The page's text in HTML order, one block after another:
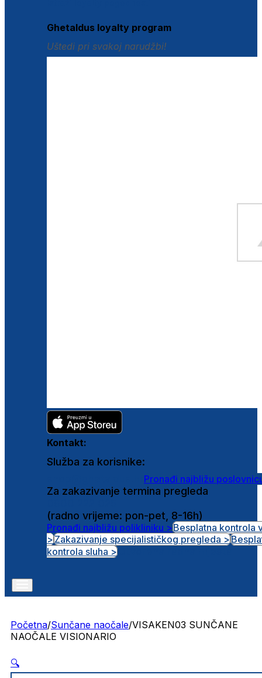
Ghetaldus loyalty program
Uštedi pri svakoj narudžbi!
Kontakt:
Služba za korisnike:
Pronađi najbližu
Za zakazivanje termina pregleda
(radno vrijeme: pon-pet, 8-16h)
Pronađi najbližu polikliniku >Besplatna kontrola
>Zakazivanje specijalističkog pregleda >
kontrola sluha >
Početna/Sunčane naočale/VISAKEN03 SUNČANE
NAOČALE VISIONARIO
🔍